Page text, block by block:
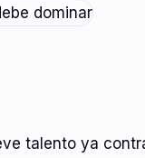
talento ya